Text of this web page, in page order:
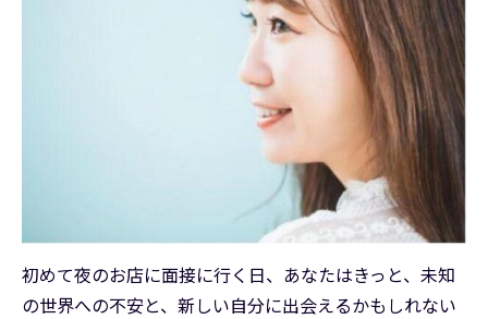
初めて夜のお店に面接に行く日、あなたはきっと、未知
の世界への不安と、新しい自分に出会えるかもしれない